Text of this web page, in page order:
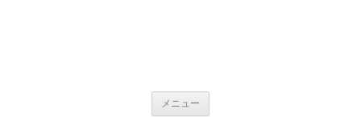
メニュー コンテンツへ移動